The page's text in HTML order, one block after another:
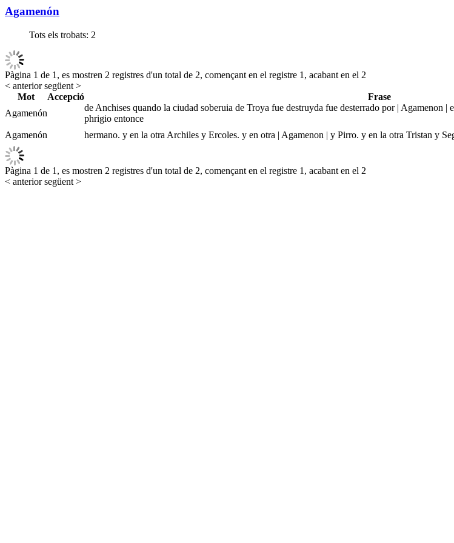
Agamenón
Tots els trobats: 2
Pàgina 1 de 1, es mostren 2 registres d'un total de 2, començant en el registre 1, acabant en el 2
< anteriorsegüent >
Mot
Accepció Frase
Agamenón
de Anchises quando la ciudad soberuia de Troya fue destruyda fue desterrado por | Agamenon |
phrigio entonce
Agamenón hermano. y en la otra Archiles y Ercoles. y en otra | Agamenon | y Pirro. y en la otra Tristan y
Pàgina 1 de 1, es mostren 2 registres d'un total de 2, començant en el registre 1, acabant en el 2
< anteriorsegüent >